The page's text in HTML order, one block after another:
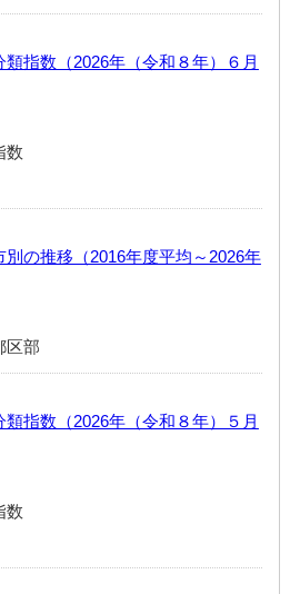
指数（2026年（令和８年）６月
数
の推移（2016年度平均～2026年
区部
指数（2026年（令和８年）５月
数